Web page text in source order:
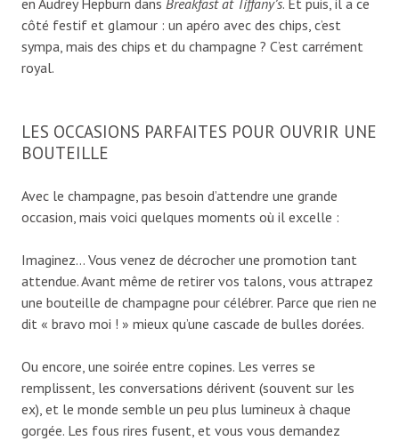
en Audrey Hepburn dans Breakfast at Tiffany’s. Et puis, il a ce
côté festif et glamour : un apéro avec des chips, c’est
sympa, mais des chips et du champagne ? C’est carrément
royal.
LES OCCASIONS PARFAITES POUR OUVRIR UNE
BOUTEILLE
Avec le champagne, pas besoin d’attendre une grande
occasion, mais voici quelques moments où il excelle :
Imaginez… Vous venez de décrocher une promotion tant
attendue. Avant même de retirer vos talons, vous attrapez
une bouteille de champagne pour célébrer. Parce que rien ne
dit « bravo moi ! » mieux qu’une cascade de bulles dorées.
Ou encore, une soirée entre copines. Les verres se
remplissent, les conversations dérivent (souvent sur les
ex), et le monde semble un peu plus lumineux à chaque
gorgée. Les fous rires fusent, et vous vous demandez